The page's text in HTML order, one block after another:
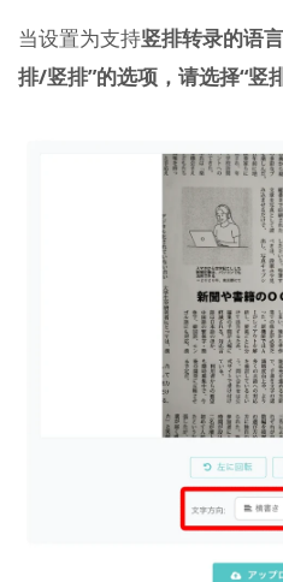
当设置为支持竖排转录的语言
排/竖排”的选项，请选择“竖排